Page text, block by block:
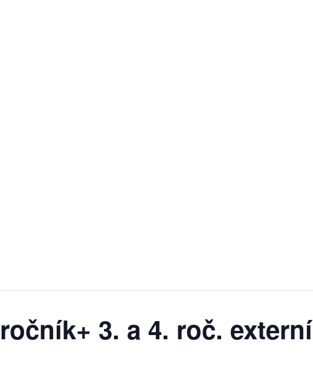
3. a 4. roč. externí